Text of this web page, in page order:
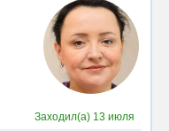
Заходил(а) 13 июля